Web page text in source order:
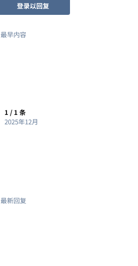
登录以回复
最早内容
1 / 1 条
2025年12月
最新回复